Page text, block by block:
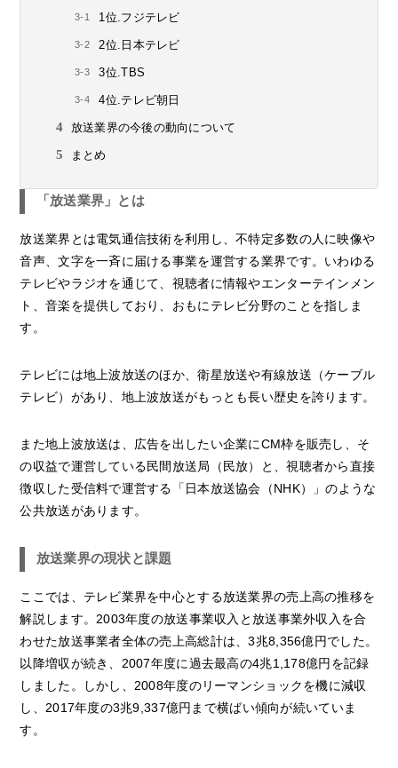
1位.フジテレビ
2位.日本テレビ
3位.TBS
4位.テレビ朝日
放送業界の今後の動向について
まとめ
「放送業界」とは
放送業界とは電気通信技術を利用し、不特定多数の人に映像や
音声、文字を一斉に届ける事業を運営する業界です。いわゆる
テレビやラジオを通じて、視聴者に情報やエンターテインメン
ト、音楽を提供しており、おもにテレビ分野のことを指しま
す。
テレビには地上波放送のほか、衛星放送や有線放送（ケーブル
テレビ）があり、地上波放送がもっとも長い歴史を誇ります。
また地上波放送は、広告を出したい企業にCM枠を販売し、そ
の収益で運営している民間放送局（民放）と、視聴者から直接
徴収した受信料で運営する「日本放送協会（NHK）」のような
公共放送があります。
放送業界の現状と課題
ここでは、テレビ業界を中心とする放送業界の売上高の推移を
解説します。2003年度の放送事業収入と放送事業外収入を合
わせた放送事業者全体の売上高総計は、3兆8,356億円でした。
以降増収が続き、2007年度に過去最高の4兆1,178億円を記録
しました。しかし、2008年度のリーマンショックを機に減収
し、2017年度の3兆9,337億円まで横ばい傾向が続いていま
す。